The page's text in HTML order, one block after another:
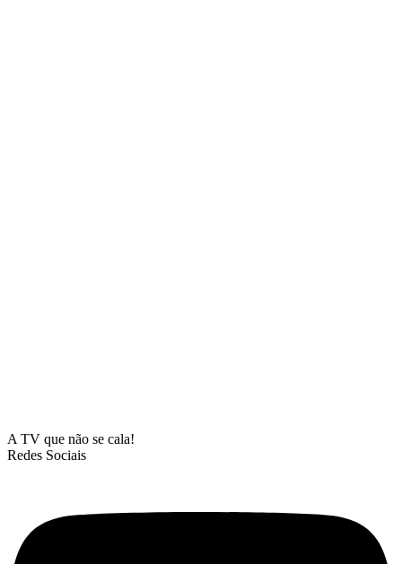
A TV que não se cala!
Redes Sociais